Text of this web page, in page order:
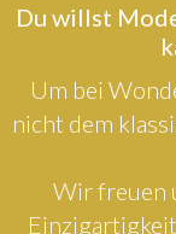
Du willst
Um bei
nicht dem
Wir freuen